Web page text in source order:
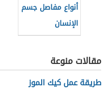
أنواع مفاصل جسم
الإنسان
مقالات منوعة
طريقة عمل كيك الموز